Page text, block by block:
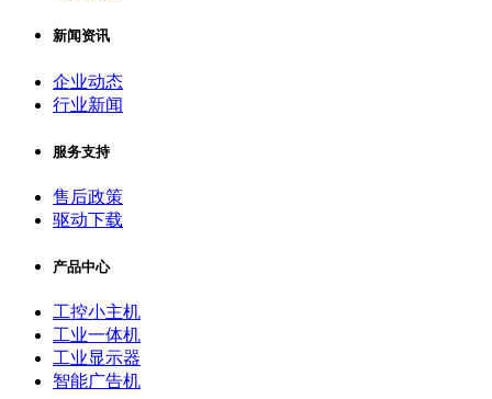
新闻资讯
企业动态
行业新闻
服务支持
售后政策
驱动下载
产品中心
工控小主机
工业一体机
工业显示器
智能广告机